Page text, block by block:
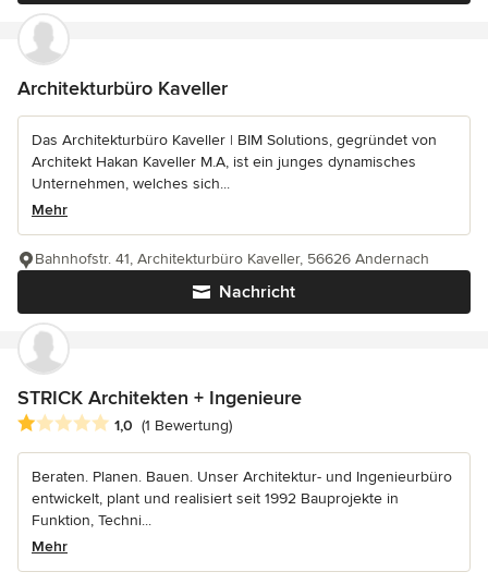
Architekturbüro Kaveller
Das Architekturbüro Kaveller | BIM Solutions, gegründet von
Architekt Hakan Kaveller M.A, ist ein junges dynamisches
Unternehmen, welches sich...
Mehr
Nachricht
Bahnhofstr. 41, Architekturbüro Kaveller, 56626 Andernach
STRICK Architekten + Ingenieure
Durchschnittliche Bewertung: 1 von 5 Sternen
1,0 (1 Bewertung)
Beraten. Planen. Bauen. Unser Architektur- und Ingenieurbüro
entwickelt, plant und realisiert seit 1992 Bauprojekte in
Funktion, Techni...
Mehr